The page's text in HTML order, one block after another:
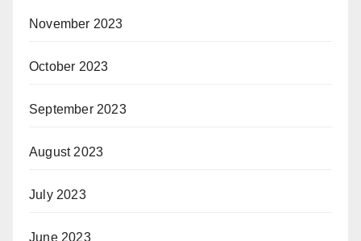
November 2023
October 2023
September 2023
August 2023
July 2023
June 2023